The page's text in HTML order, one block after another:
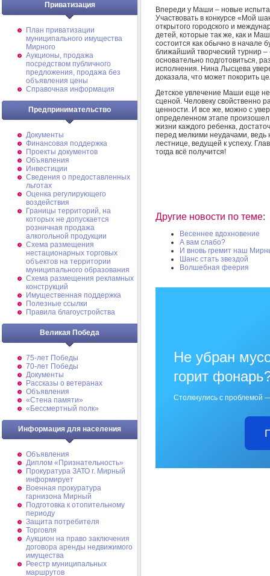
Приватизация
План приватизации
муниципального имущества
Мирного
Аукционы, продажа
посредством публичного
предложения, продажа без
объявления цены
Справочная информация
Предпринимательство
Документы
Финансовая поддержка
Проекты документов
Объявления
Инвестиции
Сведения о предоставленных
льготах
Оценка регулирующего
воздействия
Границы территорий, на
которых не допускается
розничная продажа
алкогольной продукции
Схема размещения
нестационарных торговых
объектов на территории
муниципального образования
Схема размещения рекламных
конструкций
Имущественная поддержка
Полезные ссылки
Правила благоустройства
Великая Победа
75-лет Победы
70-лет Победы
Документы
Рассказы о ветеранах
Объявления
«Стена памяти»
«Бессмертный полк»
Информация для населения
Объявления
Диплом «Признательность»
Прокуратура ЗАТО г. Мирный
информирует
Военная прокуратура
гарнизона Мирный
Подготовка к отопительному
периоду
Защита потребителя
Торговля
Аукцион на право заключения
договора аренды недвижимого
имущества
Реестр муниципальных
маршрутов
Впереди у Маши – новые
Участвовать в конкурсе «Мой
открытого городского и
детей, которые так же, как и
состоится как обычно в начале
ближайший творческий турнир –
основательно подготовиться,
исполнения. Нина Лысцева
доказала, что может покорить
Детское увлечение Маши еще не
сценой. Человеку свойственно
ценности. И все же, можно с
определенном этапе произошел
жизни каждого ребенка,
перед мелкими неудачами, ведь
лестнице, ведущей к успеху.
тогда всё получится!
Другие новости по теме:
Весеннее вдохновение
А вам слабо?
И вновь гремит наш
Шанс стать звездой
Волшебная феерия
Не убран
горит
Столкнулись с проблемой